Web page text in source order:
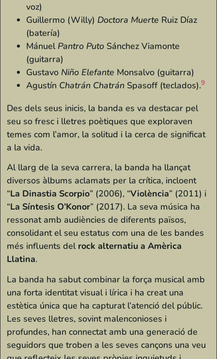
voz)
Guillermo (Willy) Doctora Muerte Ruiz Díaz
(batería)
Mánuel Pantro Puto Sánchez Viamonte
(guitarra)
Gustavo Niño Elefante Monsalvo (guitarra)
Agustín Chatrán Chatrán Spasoff (teclados).9
Des dels seus inicis, la banda es va destacar pel
seu so fresc i lletres poètiques que exploraven
temes com l’amor, la solitud i la cerca de significat
a la vida.
Al llarg de la seva carrera, la banda ha llançat
diversos àlbums aclamats per la crítica, incloent
“La Dinastia Scorpio” (2006), “Violència” (2011) i
“La Síntesis O’Konor” (2017). La seva música ha
ressonat amb audiències de diferents països,
consolidant el seu estatus com una de les bandes
més influents del rock alternatiu a Amèrica
Llatina.
La banda ha sabut combinar la força musical amb
una forta identitat visual i lírica i ha creat una
estètica única que ha capturat l’atenció del públic.
Les seves lletres, sovint malenconioses i
profundes, han connectat amb una generació de
seguidors que troben a les seves cançons una veu